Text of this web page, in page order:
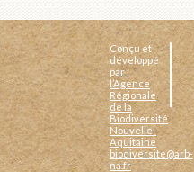
Conçu et
développé
par :
l’Agence
Régionale
de la
Biodiversité
Nouvelle-
Aquitaine
biodiversite@arb-
na.fr